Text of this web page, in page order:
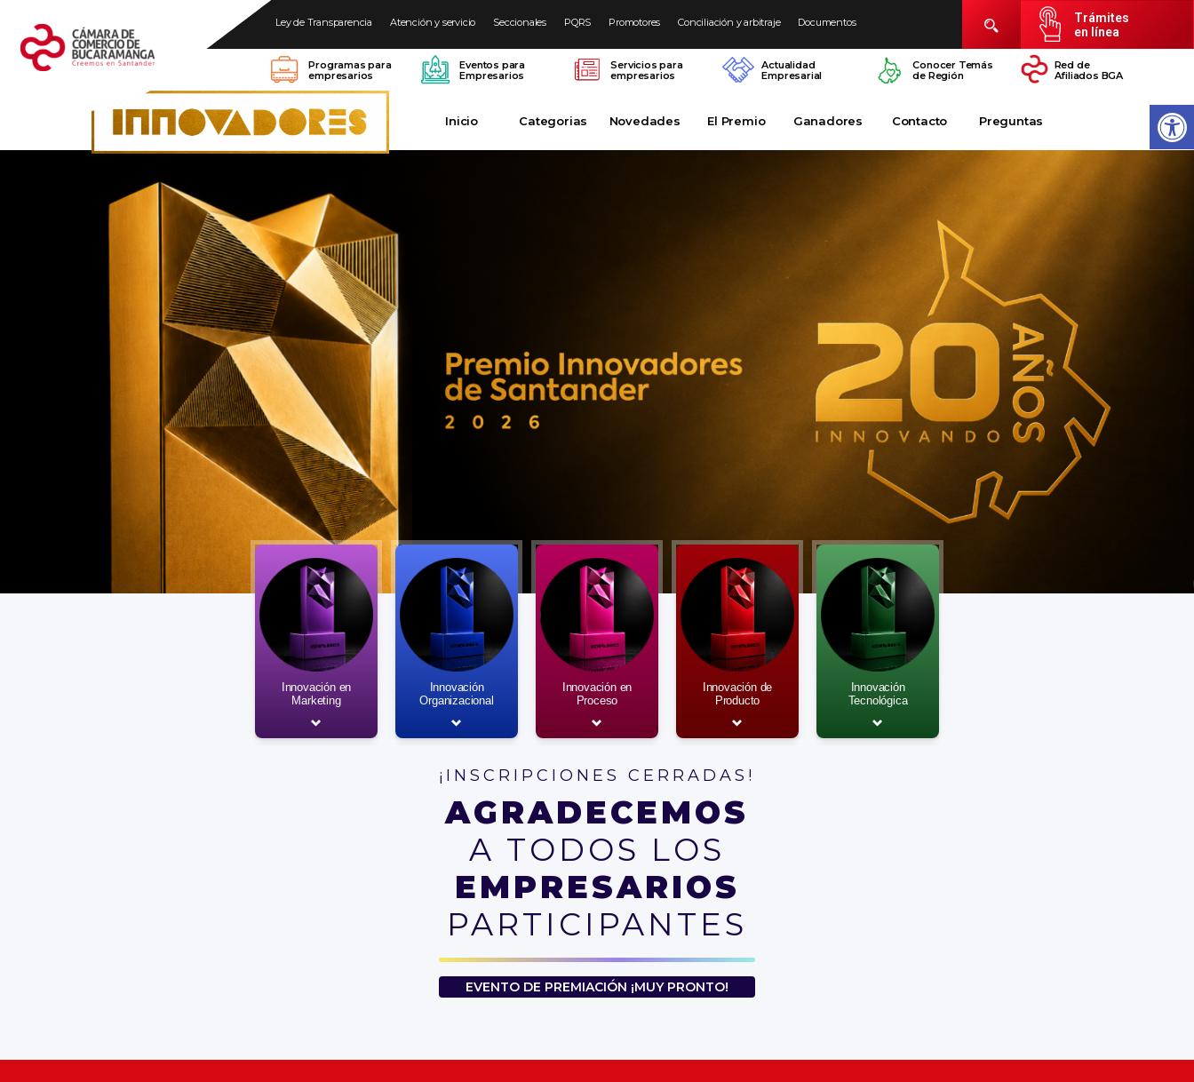
Ley de Transparencia Atención y servicio Seccionales PQRS Promotores Conciliación y arbitraje Documentos
Trámites
en línea
Programas para
empresarios
Eventos para
Empresarios
Servicios para
empresarios
Actualidad
Empresarial
Conocer Temás
de Región
Red de
Afiliados BGA
Inicio Categorias Novedades El Premio Ganadores Contacto Preguntas
Innovación en
Marketing
Innovación
Organizacional
Innovación en
Proceso
Innovación de
Producto
Innovación
Tecnológica
¡INSCRIPCIONES CERRADAS!
AGRADECEMOS
A TODOS LOS
EMPRESARIOS
PARTICIPANTES
EVENTO DE PREMIACIÓN ¡MUY PRONTO!